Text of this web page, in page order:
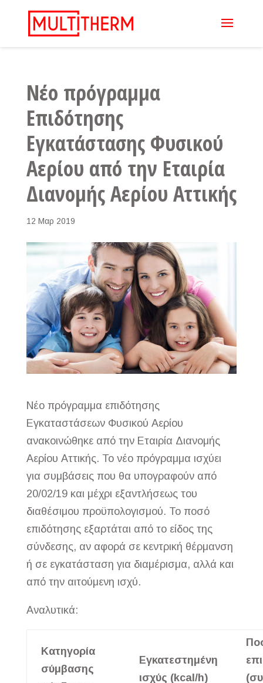
Νέο πρόγραμμα
Επιδότησης
Εγκατάστασης Φυσικού
Αερίου από την Εταιρία
Διανομής Αερίου Αττικής
12 Μαρ 2019
Νέο πρόγραμμα επιδότησης
Εγκαταστάσεων Φυσικού Αερίου
ανακοινώθηκε από την Εταιρία Διανομής
Αερίου Αττικής. Το νέο πρόγραμμα ισχύει
για συμβάσεις που θα υπογραφούν από
20/02/19 και μέχρι εξαντλήσεως του
διαθέσιμου προϋπολογισμού. Το ποσό
επιδότησης εξαρτάται από το είδος της
σύνδεσης, αν αφορά σε κεντρική θέρμανση
ή σε εγκατάσταση για διαμέρισμα, αλλά και
από την αιτούμενη ισχύ.
Αναλυτικά:
Κατηγορία
σύμβασης
Εγκατεστημένη
ισχύς (kcal/h)